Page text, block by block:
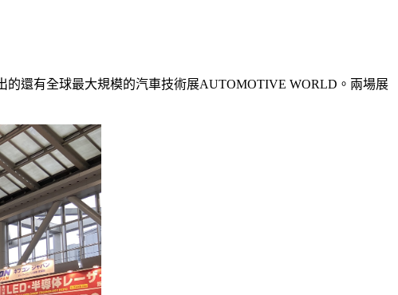
的還有全球最大規模的汽車技術展AUTOMOTIVE WORLD。兩場展